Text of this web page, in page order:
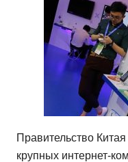
Правительство
крупных интернет-